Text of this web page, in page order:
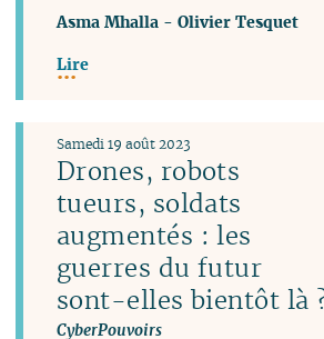
Asma Mhalla -Olivier Tesquet
Lire
Drones, robots
tueurs, soldats
augmentés : les
guerres du futur
sont-elles bientôt là
CyberPouvoirs
Samedi 19 août 2023